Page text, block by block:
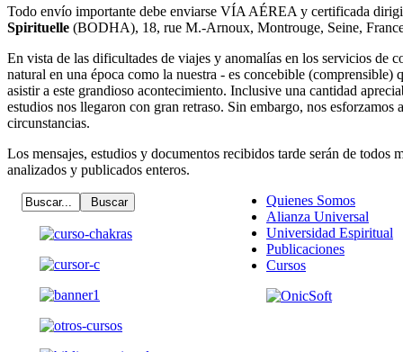
Todo envío importante debe enviarse VÍA AÉREA y certificada
Spirituelle (BODHA), 18, rue M.-Arnoux, Montrouge, Seine,
En vista de las dificultades de viajes y anomalías en los servicios de
natural en una época como la nuestra - es concebible (comprensible)
asistir a este grandioso acontecimiento. Inclusive una cantidad
estudios nos llegaron con gran retraso. Sin embargo, nos esforzamos
circunstancias.
Los mensajes, estudios y documentos recibidos tarde serán de todos
analizados y publicados enteros.
Quienes Somos
Alianza Universal
Universidad Espiritual
Publicaciones
Cursos